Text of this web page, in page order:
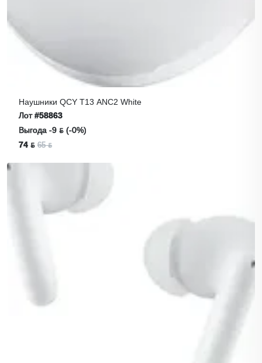
Наушники QCY T13 ANC2 White
Лот#58863
Выгода -9 ƃ (-0%)
74 ƃ 65 ƃ